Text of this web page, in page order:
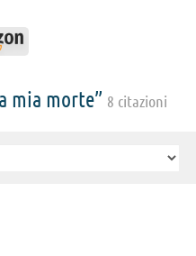
mia morte” 8 citazioni